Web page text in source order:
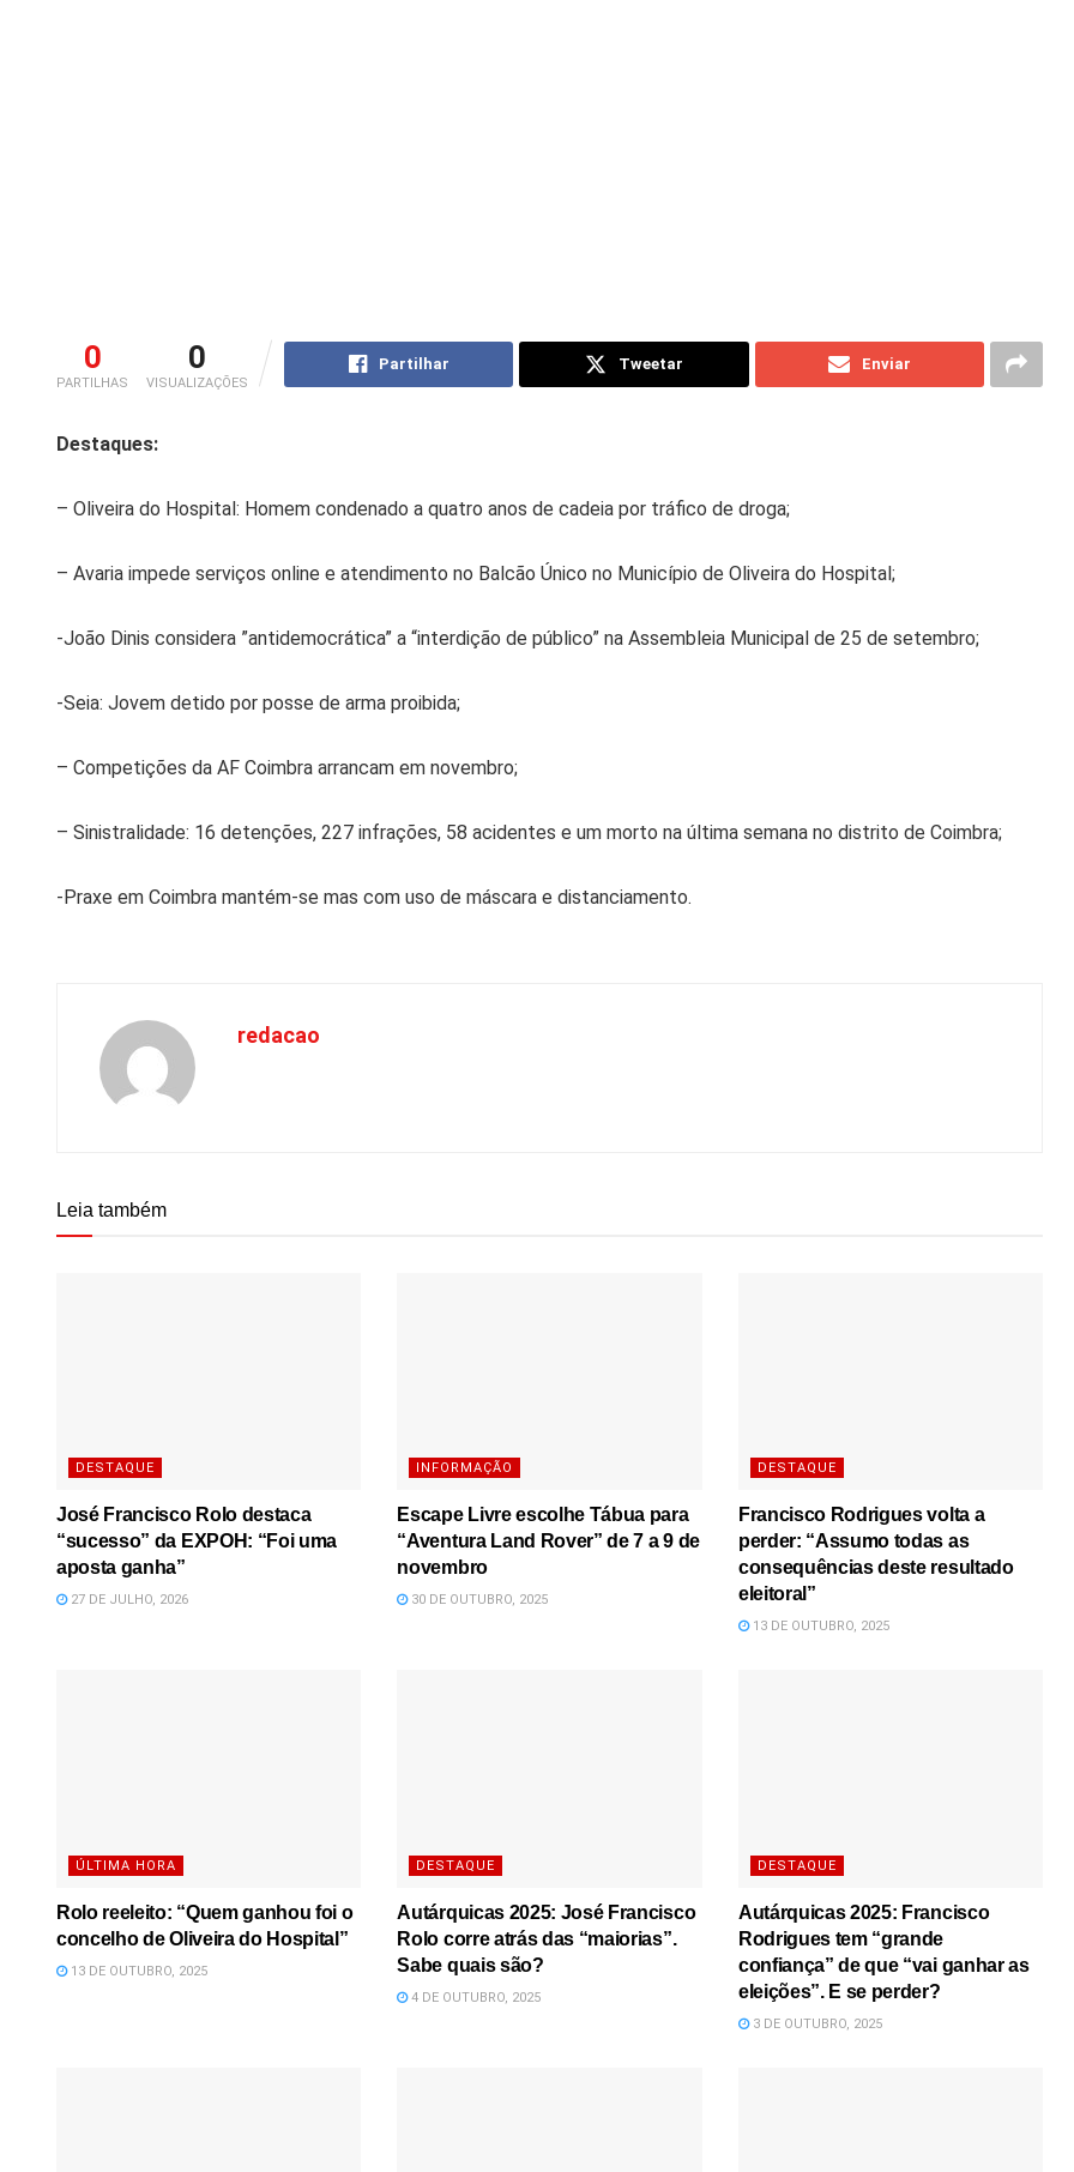
0
PARTILHAS
0
VISUALIZAÇÕES
Partilhar Tweetar Enviar
Destaques:
– Oliveira do Hospital: Homem condenado a quatro anos de cadeia por tráfico de droga;
– Avaria impede serviços online e atendimento no Balcão Único no Município de Oliveira do Hospital;
-João Dinis considera ”antidemocrática” a “interdição de público” na Assembleia Municipal de 25 de setembro;
-Seia: Jovem detido por posse de arma proibida;
– Competições da AF Coimbra arrancam em novembro;
– Sinistralidade: 16 detenções, 227 infrações, 58 acidentes e um morto na última semana no distrito de Coimbra;
-Praxe em Coimbra mantém-se mas com uso de máscara e distanciamento.
redacao
Leia também
DESTAQUE
José Francisco Rolo destaca
“sucesso” da EXPOH: “Foi uma
aposta ganha”
27 DE JULHO, 2026
INFORMAÇÃO
Escape Livre escolhe Tábua para
“Aventura Land Rover” de 7 a 9 de
novembro
30 DE OUTUBRO, 2025
DESTAQUE
Francisco Rodrigues volta a
perder: “Assumo todas as
consequências deste resultado
eleitoral”
13 DE OUTUBRO, 2025
ÚLTIMA HORA
Rolo reeleito: “Quem ganhou foi o
concelho de Oliveira do Hospital”
13 DE OUTUBRO, 2025
DESTAQUE
Autárquicas 2025: José Francisco
Rolo corre atrás das “maiorias”.
Sabe quais são?
4 DE OUTUBRO, 2025
DESTAQUE
Autárquicas 2025: Francisco
Rodrigues tem “grande
confiança” de que “vai ganhar as
eleições”. E se perder?
3 DE OUTUBRO, 2025